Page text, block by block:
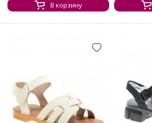
В корзину